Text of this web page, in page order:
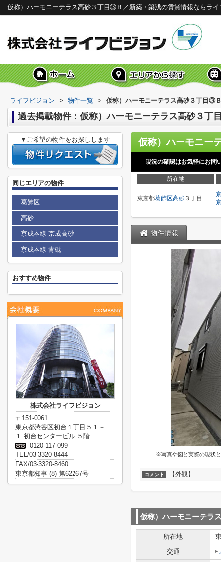
仮称）ハーモニーテラス高砂３丁目③Ｂ／新築・築浅の賃貸情報ならライ
ライフビジョン > 物件一覧 > 仮称）ハーモニーテラス高砂３丁目③Ｂ
過去掲載物件：仮称）ハーモニーテラス高砂３丁
現況の確認はお気軽にお問
所在地
東京都葛飾区高砂 ３丁目
物件情報
※写真や図と実際の現状
コメント 【外観】
仮称）ハーモニーテラ
所在地
交通
▼ご希望の物件をお探しします
同じエリアの物件
葛飾区
高砂
京成本線 京成高砂
京成本線 青砥
おすすめ物件
株式会社ライフビジョン
〒151-0061
東京都渋谷区初台１丁目５１－
１ 初台センタービル ５階
0120-117-099
TEL/03-3320-8444
FAX/03-3320-8460
東京都知事 (8) 第62267号